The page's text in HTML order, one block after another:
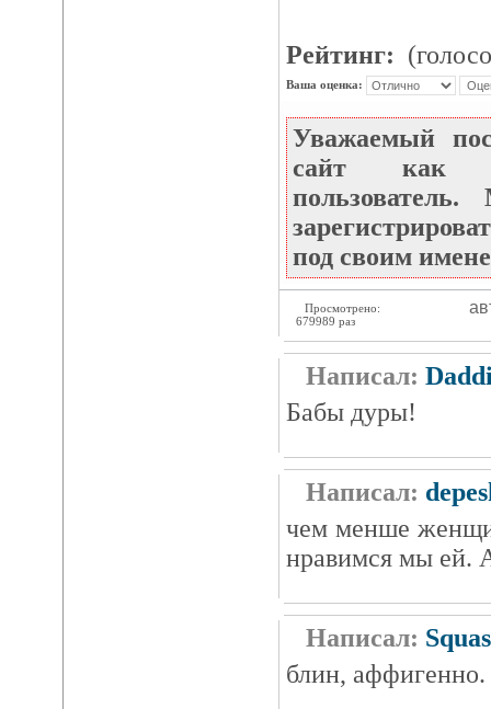
Рейтинг:
Ваша оценка:
Уважаемый
сайт как
под своим
Просмотрено:
679989 раз
Написал:
Бабы дуры!
Написал:
чем менше
нравимся мы ей.
Написал:
блин,